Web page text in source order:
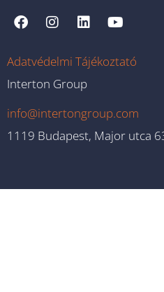
Adatvédelmi Tájékoztató
Interton Group
info@intertongroup.com
1119 Budapest, Major utca